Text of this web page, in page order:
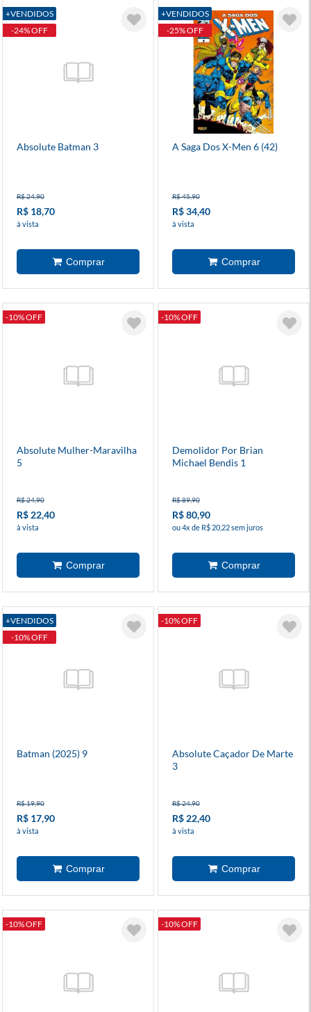
+VENDIDOS
-24% OFF
Absolute Batman 3
R$ 24,90
R$ 18,70
à vista
+VENDIDOS
-25% OFF
A Saga Dos X-Men 6 (42)
R$ 45,90
R$ 34,40
à vista
-10% OFF
Absolute Mulher-Maravilha
5
R$ 24,90
R$ 22,40
à vista
-10% OFF
Demolidor Por Brian
Michael Bendis 1
R$ 89,90
R$ 80,90
ou 4x de R$ 20,22 sem juros
+VENDIDOS
-10% OFF
Batman (2025) 9
R$ 19,90
R$ 17,90
à vista
-10% OFF
Absolute Caçador De Marte
3
R$ 24,90
R$ 22,40
à vista
-10% OFF -10% OFF